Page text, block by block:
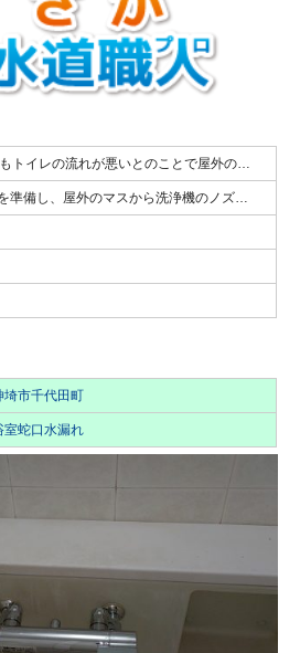
トイレの流れが悪いとのことで屋外の…
準備し、屋外のマスから洗浄機のノズ…
埼市千代田町
室蛇口水漏れ